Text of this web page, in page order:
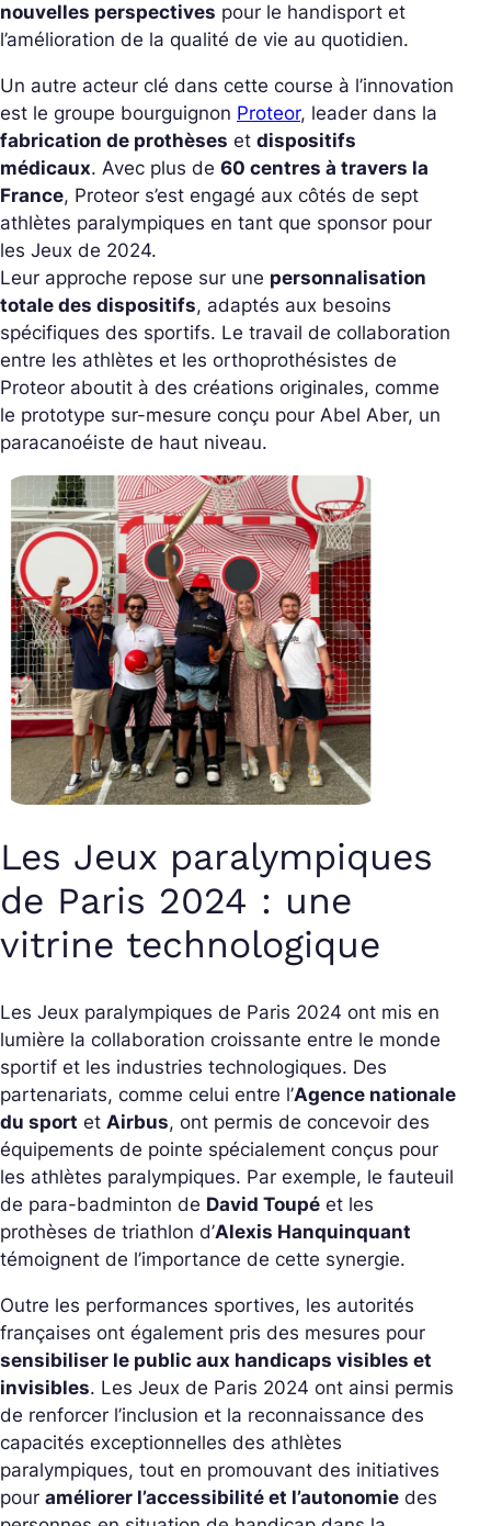
nouvelles perspectives pour le handisport et
l’amélioration de la qualité de vie au quotidien.
Un autre acteur clé dans cette course à l’innovation
est le groupe bourguignon Proteor, leader dans la
fabrication de prothèses et dispositifs
médicaux. Avec plus de 60 centres à travers la
France, Proteor s’est engagé aux côtés de sept
athlètes paralympiques en tant que sponsor pour
les Jeux de 2024.
Leur approche repose sur une personnalisation
totale des dispositifs, adaptés aux besoins
spécifiques des sportifs. Le travail de collaboration
entre les athlètes et les orthoprothésistes de
Proteor aboutit à des créations originales, comme
le prototype sur-mesure conçu pour Abel Aber, un
paracanoéiste de haut niveau.
Les Jeux paralympiques
de Paris 2024 : une
vitrine technologique
Les Jeux paralympiques de Paris 2024 ont mis en
lumière la collaboration croissante entre le monde
sportif et les industries technologiques. Des
partenariats, comme celui entre l’Agence nationale
du sport et Airbus, ont permis de concevoir des
équipements de pointe spécialement conçus pour
les athlètes paralympiques. Par exemple, le fauteuil
de para-badminton de David Toupé et les
prothèses de triathlon d’Alexis Hanquinquant
témoignent de l’importance de cette synergie.
Outre les performances sportives, les autorités
françaises ont également pris des mesures pour
sensibiliser le public aux handicaps visibles et
invisibles. Les Jeux de Paris 2024 ont ainsi permis
de renforcer l’inclusion et la reconnaissance des
capacités exceptionnelles des athlètes
paralympiques, tout en promouvant des initiatives
pour améliorer l’accessibilité et l’autonomie des